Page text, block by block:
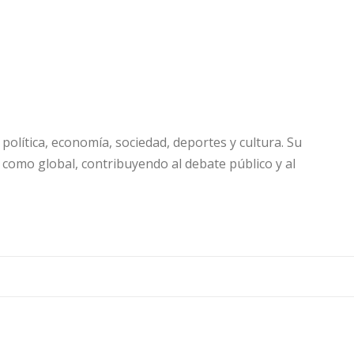
economía, sociedad, deportes y cultura. Su
global, contribuyendo al debate público y al